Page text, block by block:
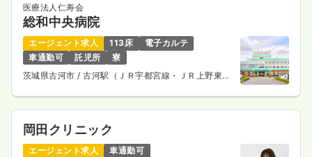
医療法人仁寿会
総和中央病院
エージェント求人 113床
電子カルテ
車通勤可
託児所
寮
茨城県古河市/ 古河駅（ＪＲ宇都宮線・ＪＲ上野東京
岡田クリニック
エージェント求人
車通勤可